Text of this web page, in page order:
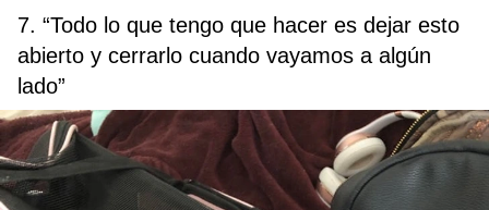
7. “Todo lo que tengo que hacer es dejar esto
abierto y cerrarlo cuando vayamos a algún
lado”